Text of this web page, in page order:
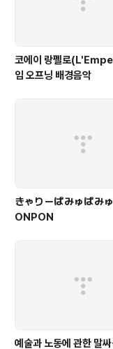
코에이 랑펠로
임 오프닝 배경음악
きゃりーぱみゅぱみ
ONPON
예술과 노동에 관한 말